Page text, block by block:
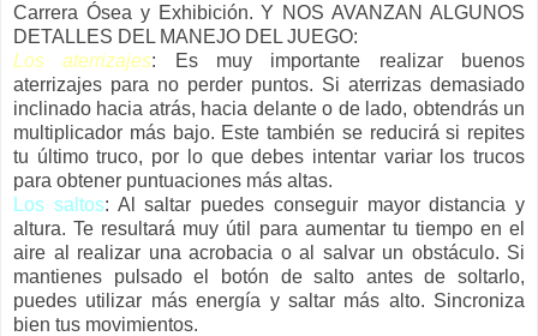
Carrera Ósea y Exhibición. Y NOS AVANZAN ALGUNOS
DETALLES DEL MANEJO DEL JUEGO:
Los aterrizajes: Es muy importante realizar buenos
aterrizajes para no perder puntos. Si aterrizas demasiado
inclinado hacia atrás, hacia delante o de lado, obtendrás un
multiplicador más bajo. Este también se reducirá si repites
tu último truco, por lo que debes intentar variar los trucos
para obtener puntuaciones más altas.
Los saltos: Al saltar puedes conseguir mayor distancia y
altura. Te resultará muy útil para aumentar tu tiempo en el
aire al realizar una acrobacia o al salvar un obstáculo. Si
mantienes pulsado el botón de salto antes de soltarlo,
puedes utilizar más energía y saltar más alto. Sincroniza
bien tus movimientos.